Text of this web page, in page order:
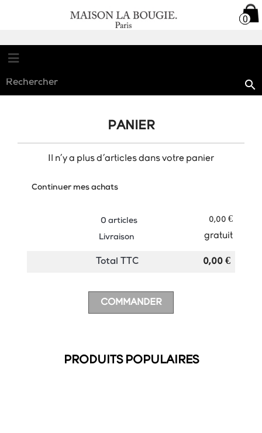
0


0
PANIER
Il n'y a plus d'articles dans votre panier
Continuer mes achats
0 articles 0,00 €
Livraison gratuit
Total TTC 0,00 €
COMMANDER
PRODUITS POPULAIRES